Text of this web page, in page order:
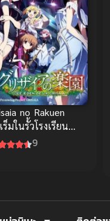
no Rakuen
ร็มในรั้วโรงเรียน
2
9